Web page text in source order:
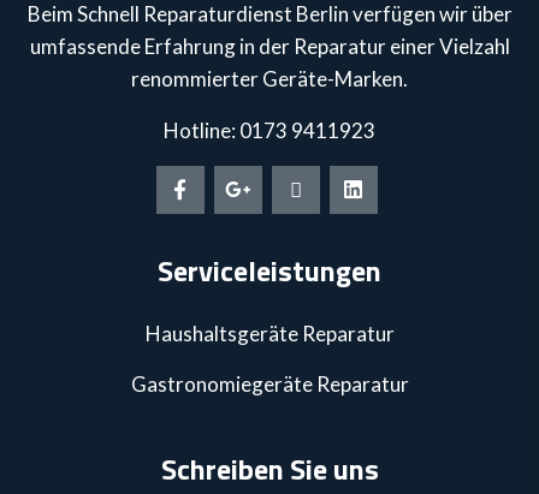
Beim Schnell Reparaturdienst Berlin verfügen wir über
umfassende Erfahrung in der Reparatur einer Vielzahl
renommierter Geräte-Marken.
Hotline: 0173 9411923
Serviceleistungen
Haushaltsgeräte Reparatur
Gastronomiegeräte Reparatur
Schreiben Sie uns